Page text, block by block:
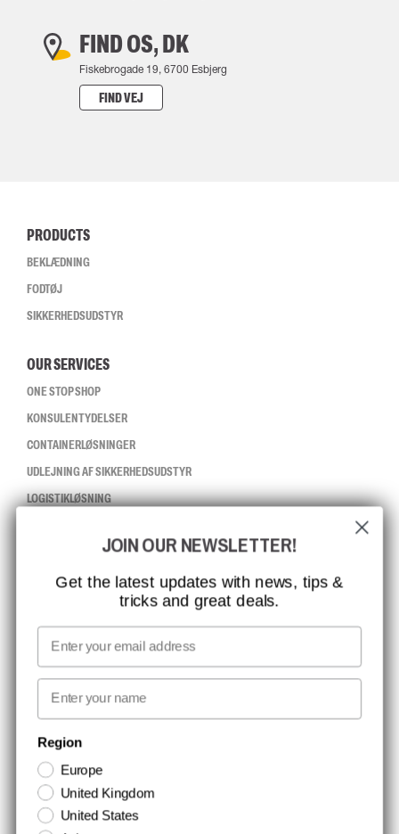
FIND OS, DK
Fiskebrogade 19, 6700 Esbjerg
FIND VEJ
PRODUCTS
BEKLÆDNING
FODTØJ
SIKKERHEDSUDSTYR
OUR SERVICES
ONE STOP SHOP
KONSULENTYDELSER
CONTAINERLØSNINGER
UDLEJNING AF SIKKERHEDSUDSTYR
LOGISTIKLØSNING
ISO-CERTIFICERING
GLOBAL RÆKKEVIDDE
MISSION, VISION OG VÆRDIER
KONTAKT
NYHEDSBREV TILMELDING
Hold dig opdateret med gode tilbud og produktnyheder. Din e-mail
opbevares sikkert og du kan til enhver tid
JOIN OUR NEWSLETTER!
Get the latest updates with news, tips &
tricks and great deals.
Email
First name
Region
Europe
United Kingdom
United States